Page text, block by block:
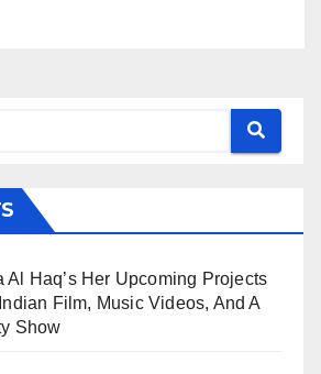
Al Haq’s Her Upcoming Projects
Film, Music Videos, And A
Show